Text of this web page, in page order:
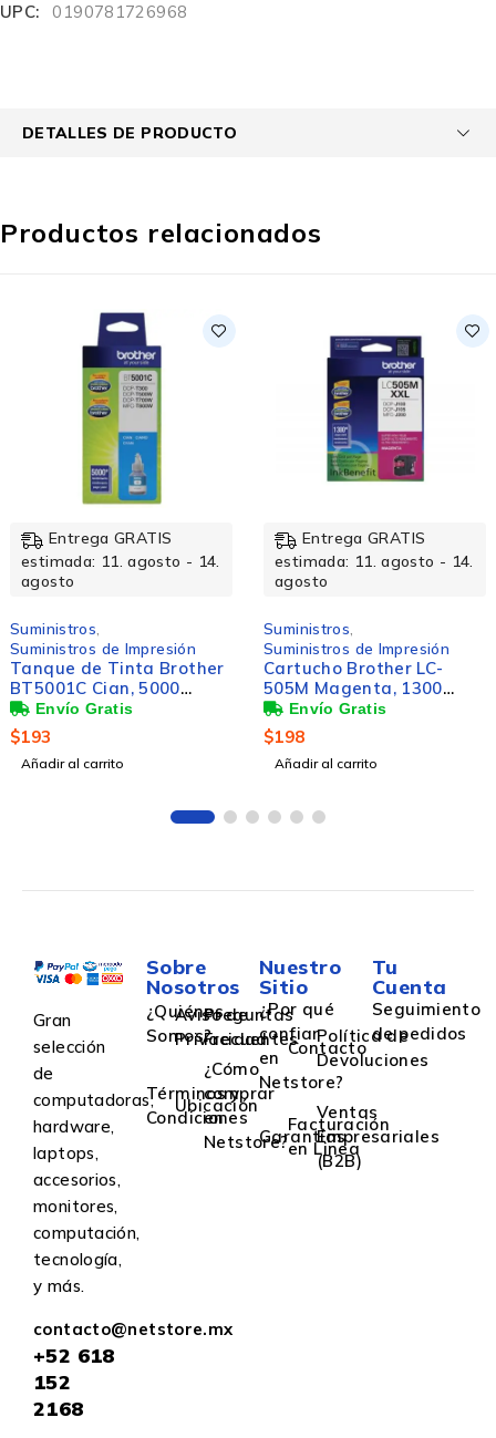
UPC:
0190781726968
DETALLES DE PRODUCTO
Productos relacionados
Entrega GRATIS
estimada: 11. agosto - 14.
agosto
Suministros
Suministros de Impresión
Cartucho Brother LC-
505M Magenta, 1300
Páginas
$198
Añadir al carrito
Entrega GRATIS
estimada: 11. agosto -
agosto
Suministros
Suministros de Impresión
Tóner Brother TN-433Y
Alto Rendimiento
Amarillo, 4.000 Páginas
$2,942
Añadir al carrito
Gran
selección
de
computadoras,
hardware,
laptops,
accesorios,
monitores,
computación,
tecnología,
y más.
contacto@netstore.mx
+52 618
152
2168
Sobre
Nosotros
¿Quiénes
Somos?
Aviso de
Privacidad
Preguntas
Frecuentes
Términos y
Condiciones
Ubicación
¿Cómo
comprar
en
Netstore?
Nuestro
Sitio
¿Por qué
confiar
en
Netstore?
Contacto
Política de
Devoluciones
Garantías
Facturación
en Linea
Ventas
Empresariales
(B2B)
Tu
Cuenta
Seguimiento
de pedidos